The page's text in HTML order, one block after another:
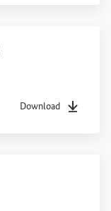
Download
Dateityppdf